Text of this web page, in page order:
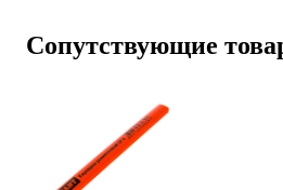
Сопутствующие